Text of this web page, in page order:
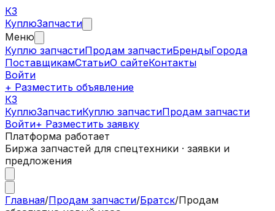
КЗ
КуплюЗапчасти
Меню
Куплю запчастиПродам запчастиБрендыГорода
ПоставщикамСтатьиО сайтеКонтакты
Войти
+ Разместить объявление
КЗ
КуплюЗапчастиКуплю запчастиПродам запчасти
Войти+ Разместить заявку
Платформа работает
Биржа запчастей для спецтехники · заявки и
предложения
Главная/Продам запчасти/Братск/Продам